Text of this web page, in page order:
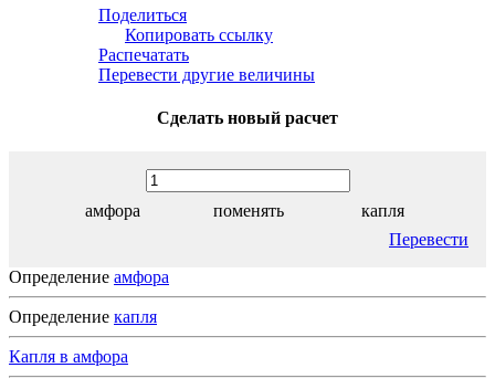
Поделиться
Копировать ссылку
Распечатать
Перевести другие величины
Сделать новый расчет
амфора поменять
капля
Перевести
Определение амфора
Определение капля
Капля в амфора